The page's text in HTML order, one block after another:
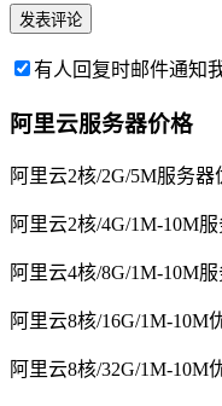
有人回复时邮件通知
阿里云服务器价格
阿里云2核/2G/5M服务器
阿里云2核/4G/1M-10M
阿里云4核/8G/1M-10M
阿里云8核/16G/1M-10M
阿里云8核/32G/1M-10M